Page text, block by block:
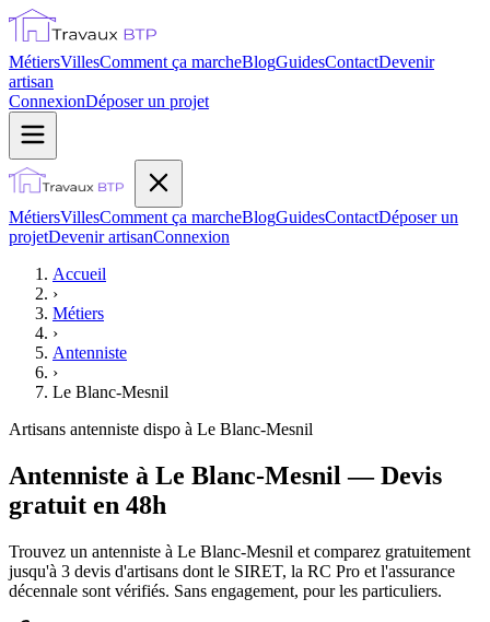
MétiersVillesComment ça marcheBlogGuidesContactDevenir
artisan
ConnexionDéposer un projet
MétiersVillesComment ça marcheBlogGuidesContactDéposer un
projetDevenir artisanConnexion
Accueil
›
Métiers
›
Antenniste
›
Le Blanc-Mesnil
Artisans antenniste dispo à Le Blanc-Mesnil
Antenniste à Le Blanc-Mesnil — Devis
gratuit en 48h
Trouvez un antenniste à Le Blanc-Mesnil et comparez gratuitement
jusqu'à 3 devis d'artisans dont le SIRET, la RC Pro et l'assurance
décennale sont vérifiés. Sans engagement, pour les particuliers.